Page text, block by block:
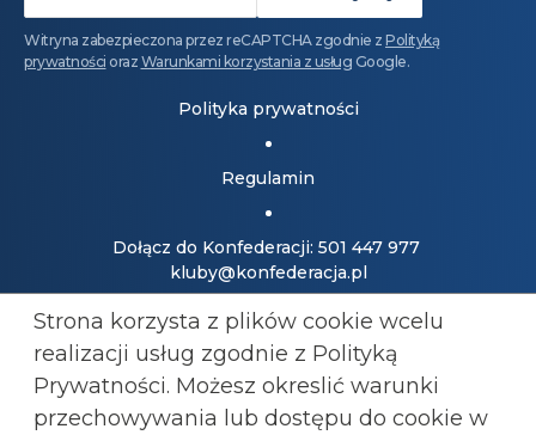
Witryna zabezpieczona przez reCAPTCHA zgodnie z Polityką
prywatności oraz Warunkami korzystania z usług Google.
Polityka prywatności
Regulamin
Dołącz do Konfederacji: 501 447 977
kluby@konfederacja.pl
Kontakt dla mediów: 690 868 101
biuro.prasowe@konfederacja.pl
Zobacz uproszczoną wersję strony
Strona korzysta z plików cookie wcelu
realizacji usług zgodnie z Polityką
Prywatności. Możesz okreslić warunki
przechowywania lub dostępu do cookie w